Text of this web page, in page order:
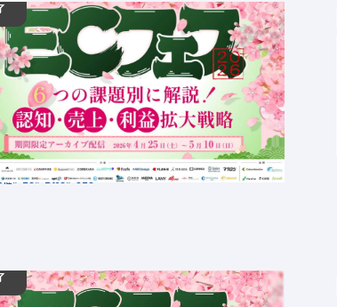
04.25 土 00:00 -
05.10 日 23:59
限定アーカイブ配信】ECフェス 2026 ～課
解説する売上・利益拡大戦略～
：999名
無料
オンライン
催 EC BtoC SEO
03.04 水 10:00 - 17:00
03.05 木 10:00 - 17:00